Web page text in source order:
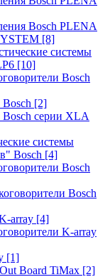
Bosch PLENA
[8]
системы
[10]
Bosch
[2]
Bosch серии XLA
системы
Bosch [4]
Bosch
Bosch
array [4]
K-array
[1]
Board TiMax [2]